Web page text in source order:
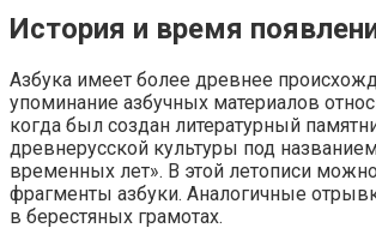
История и время
Азбука имеет более древнее
упоминание азбучных материалов
когда был создан литературный
древнерусской культуры под
временных лет». В этой летописи
фрагменты азбуки. Аналогичные
в берестяных грамотах.